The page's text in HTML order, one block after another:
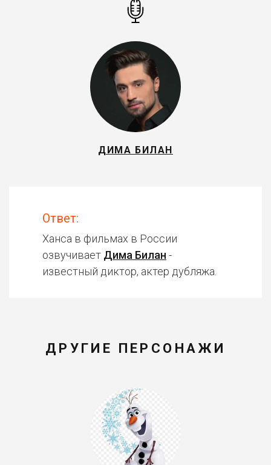
ДИМА БИЛАН
Ответ:
Ханса в фильмах в России
озвучивает Дима Билан -
известный диктор, актер дубляжа.
ДРУГИЕ ПЕРСОНАЖИ